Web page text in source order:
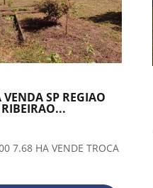
VENDA SP REGIAO
RIBEIRAO...
7.68 HA VENDE TROCA